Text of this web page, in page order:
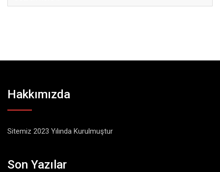
Hakkımızda
Sitemiz 2023 Yılında Kurulmuştur
Son Yazılar